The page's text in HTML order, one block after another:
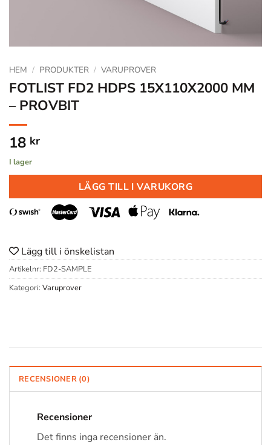
HEM / PRODUKTER / VARUPROVER
FOTLIST FD2 HDPS 15X110X2000 MM
– PROVBIT
18 kr
I lager
LÄGG TILL I VARUKORG
Lägg till i önskelistan
Artikelnr: FD2-SAMPLE
Kategori: Varuprover
RECENSIONER (0)
Recensioner
Det finns inga recensioner än.